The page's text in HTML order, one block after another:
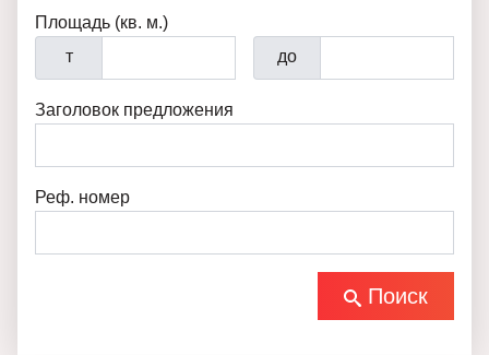
Площадь (кв. м.)
т
до
Заголовок предложения
Реф. номер
Поиск